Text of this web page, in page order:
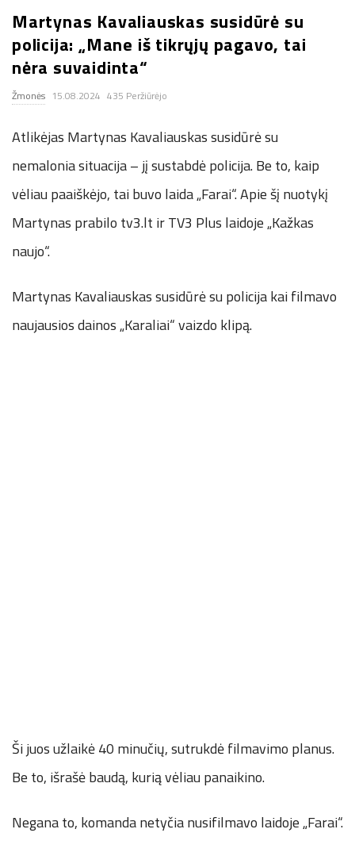
.
c
o
.
u
k
Martynas Kavaliauskas susidūrė su
policija: „Mane iš tikrųjų pagavo, tai
nėra suvaidinta“
Žmonės 15.08.2024 435 Peržiūrėjo
Atlikėjas Martynas Kavaliauskas susidūrė su
nemalonia situacija – jį sustabdė policija. Be to, kaip
vėliau paaiškėjo, tai buvo laida „Farai“. Apie šį nuotykį
Martynas prabilo tv3.lt ir TV3 Plus laidoje „Kažkas
naujo“.
Martynas Kavaliauskas susidūrė su policija kai filmavo
naujausios dainos „Karaliai“ vaizdo klipą.
Ši juos užlaikė 40 minučių, sutrukdė filmavimo planus.
Be to, išrašė baudą, kurią vėliau panaikino.
Negana to, komanda netyčia nusifilmavo laidoje „Farai“.